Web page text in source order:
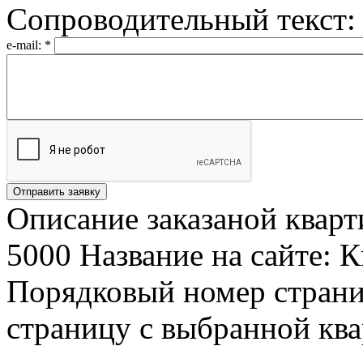
Сопроводительный текст:
e-mail: *
Описание заказаной
5000 Название на сайте:
Порядковый номер
страницу с выбранной